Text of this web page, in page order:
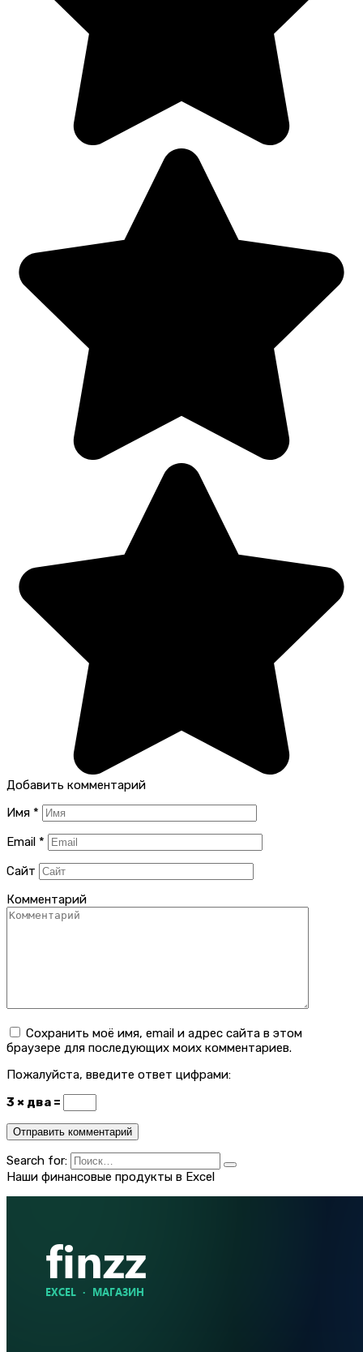
Добавить комментарий
Имя *
Email *
Сайт
Комментарий
Сохранить моё имя, email и адрес сайта в этом
браузере для последующих моих комментариев.
Пожалуйста, введите ответ цифрами:
3 × два =
Search for:
Наши финансовые продукты в Excel